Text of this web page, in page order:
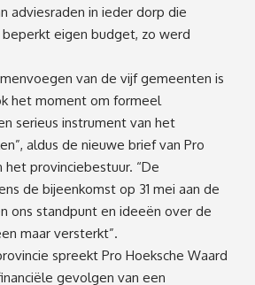
adviesraden in ieder dorp die
eigen budget, zo werd
van de vijf gemeenten is
het moment om formeel
serieus instrument van het
aldus de nieuwe brief van Pro
het provinciebestuur. “De
de bijeenkomst op 31 mei aan de
ons standpunt en ideeën over de
maar versterkt”.
spreekt Pro Hoeksche Waard
gevolgen van een